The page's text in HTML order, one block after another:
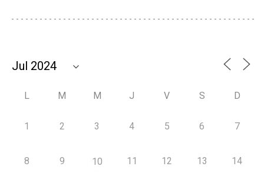
L M M J V S D
1 2 3 4 5 6 7
8 9 10 11 12 13 14